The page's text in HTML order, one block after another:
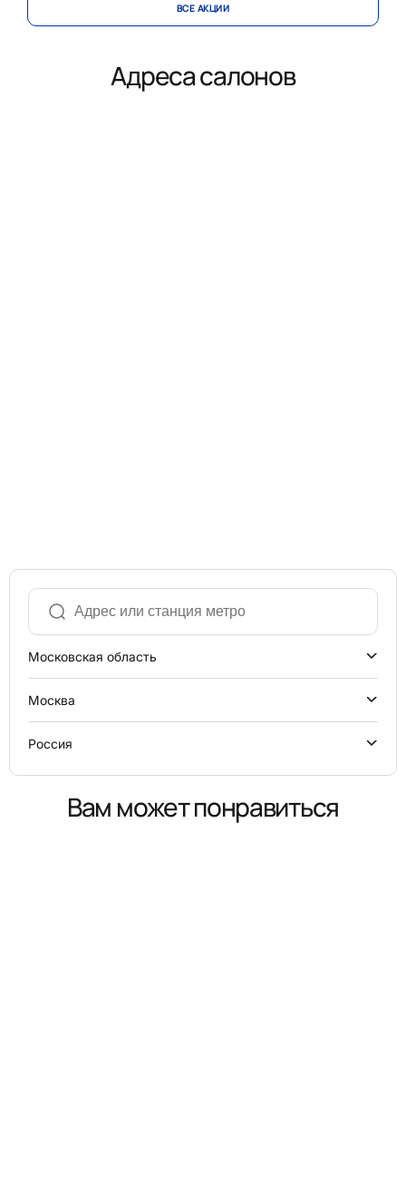
ВСЕ АКЦИИ
Адреса салонов
Московская область
Москва
Россия
Вам может понравиться